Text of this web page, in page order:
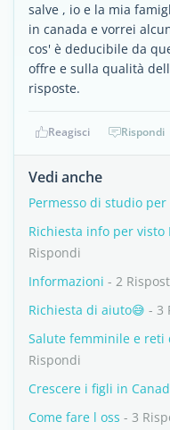
salve , io e la mia
in canada e vorrei
cos' è deducibile da
offre e sulla qualità
risposte.
Reagisci Rispondi
Vedi anche
Permesso di studio per
Richiesta info per visto
Rispondi
Informazioni - 2
Richiesta di aiuto😅 - 3
Salute femminile e reti
Rispondi
Crescere i figli in
Come fare l oss - 3